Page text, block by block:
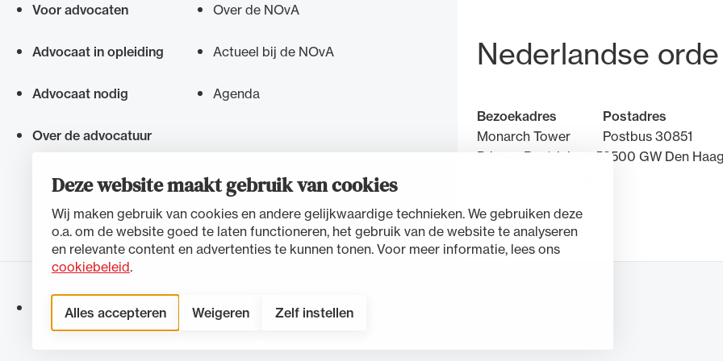
Deze website maakt gebruik van cookies
Wij maken gebruik van cookies en andere gelijkwaardige technieken. We gebruiken deze
o.a. om de website goed te laten functioneren, het gebruik van de website te analyseren
en relevante content en advertenties te kunnen tonen. Voor meer informatie, lees ons
cookiebeleid.
Alles accepteren Weigeren Zelf instellen
Voor advocaten
Advocaat in opleiding
Advocaat nodig
Over de advocatuur
Over de NOvA
Actueel bij de NOvA
Agenda
Bezoek- en
Nederlandse
Bezoekadres
Monarch Tower
Prinses Beatrixlaan 5
Postadres
Postbus 30851
2500 GW Den Haag
Contact
ToegankelijkheidsverklaringDisclaimer Privacystatement